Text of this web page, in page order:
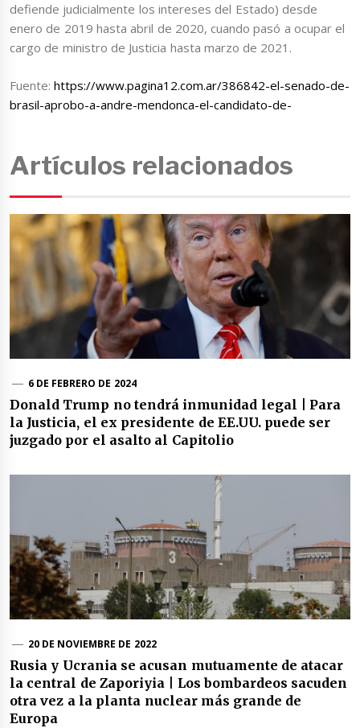
defiende judicialmente los intereses del Estado) desde
enero de 2019 hasta abril de 2020, cuando pasó a ocupar el
cargo de ministro de Justicia hasta marzo de 2021.
Fuente:https://www.pagina12.com.ar/386842-el-senado-de-
brasil-aprobo-a-andre-mendonca-el-candidato-de-
Artículos relacionados
6 DE FEBRERO DE 2024
Donald Trump no tendrá inmunidad legal | Para
la Justicia, el ex presidente de EE.UU. puede ser
juzgado por el asalto al Capitolio
20 DE NOVIEMBRE DE 2022
Rusia y Ucrania se acusan mutuamente de atacar
la central de Zaporiyia | Los bombardeos sacuden
otra vez a la planta nuclear más grande de
Europa